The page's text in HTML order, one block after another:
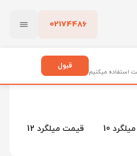
02174486
پاک کردن
قیمت میلگرد 18
10 قیمت میلگرد 12
استفاده میکنیم
قبول